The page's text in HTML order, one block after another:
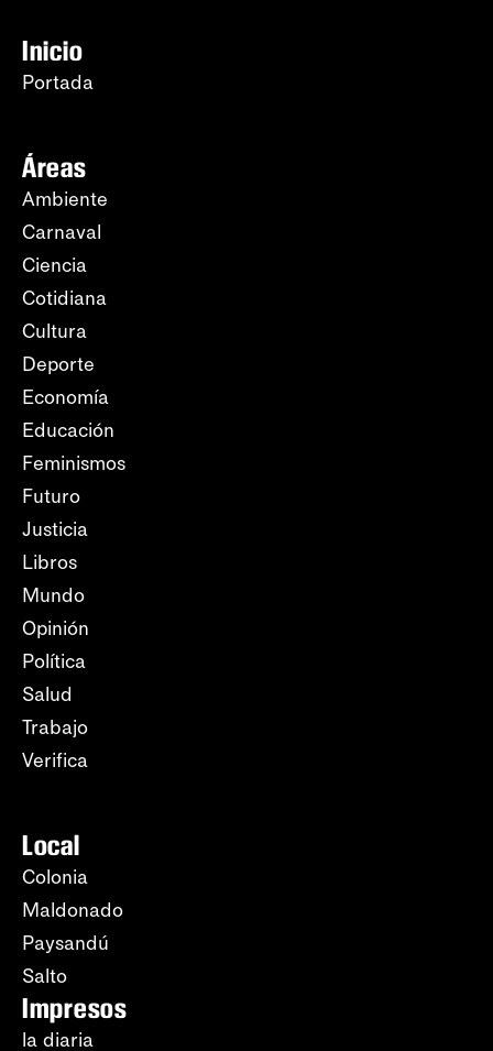
Inicio
Portada
Áreas
Ambiente
Carnaval
Ciencia
Cotidiana
Cultura
Deporte
Economía
Educación
Feminismos
Futuro
Justicia
Libros
Mundo
Opinión
Política
Salud
Trabajo
Verifica
Local
Colonia
Maldonado
Paysandú
Salto
Impresos
la diaria